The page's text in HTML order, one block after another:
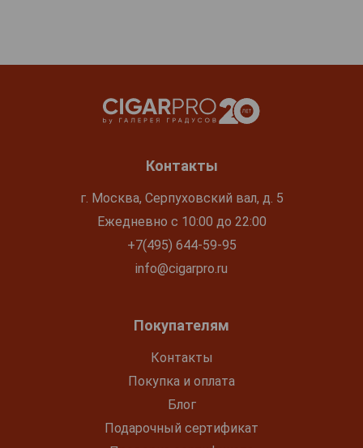
Контакты
г. Москва, Серпуховский вал, д. 5
Ежедневно с 10:00 до 22:00
+7(495) 644-59-95
info@cigarpro.ru
Покупателям
Контакты
Покупка и оплата
Блог
Подарочный сертификат